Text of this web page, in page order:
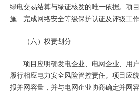
绿电交易结算与绿证核发的唯一依据。项
施，完成网络安全等级保护认证及评级工
（六）权责划分
项目应明确发电企业、电网企业、用
履行相应电力安全风险管控责任。项目应
报并网容量，并与电网企业协商确定并网